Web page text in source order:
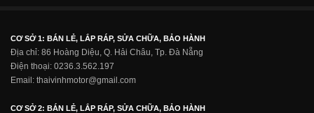
CƠ SỞ 1: BÁN LẺ, LẮP RÁP, SỬA CHỮA, BẢO HÀNH
Địa chỉ: 86 Hoàng Diệu, Q. Hải Châu, Tp. Đà Nẵng
Điện thoại: 0236.3.562.197
Email: thaivinhmotor@gmail.com
CƠ SỞ 2: BÁN LẺ, LẮP RÁP, SỬA CHỮA, BẢO HÀNH